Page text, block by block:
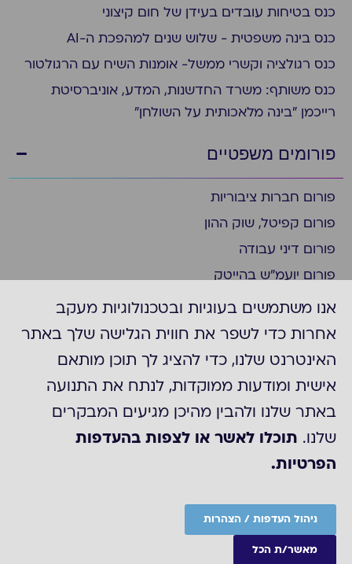
כנס בטיחות עובדים בעידן של חום קיצוני
כנס בינה משפטית - שלוש שנים למהפכת ה-AI
כנס רגולציה וקשרי ממשל- אומנות השיח עם הרגולטור
כנס משותף: משרד החדשנות, המדע, אוניברסיטת
רייכמן "בינה מלאכותית על השולחן"
פורומים משפטיים
פורום חברות ציבוריות
פורום קפיטל, שוק ההון
פורום דיני עבודה
פורום יועמ"ש בהייטק
פורום ציות
פורום ביומד ופארמה
פורום יועמ"ש בצפון
פורום חברות דואליות/נסחרות בניו יורק
פורום משפט מסחרי
קבוצת "עדכונים משפטיים"
מדיניות הפרטיות של ארגון ה-ACC
אנו משתמשים בעוגיות ובטכנולוגיות מעקב
אחרות כדי לשפר את חווית הגלישה שלך באתר
האינטרנט שלנו, כדי להציג לך תוכן מותאם
אישית ומודעות ממוקדות, לנתח את התנועה
באתר שלנו ולהבין מהיכן מגיעים המבקרים
שלנו. תוכלו לאשר או לצפות בהעדפות
הפרטיות.
ניהול העדפות / הצהרות
מאשר/ת הכל